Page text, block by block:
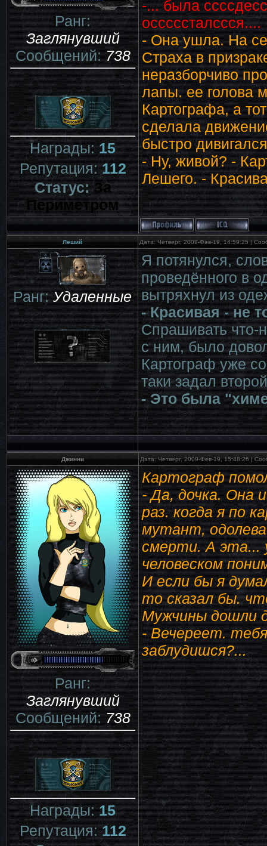
Ранг:
Заглянувший
Сообщений:738
Награды:15
Репутация:112
Статус:За
Периметром
-... была
осссссталссся....
- Она ушла. На
Страха в
неразборчиво
лапы. ее голова
Картографа, а
сделала
быстро
- Ну, живой? -
Лешего. -
Леший Дата: Четверг, 2009-Фев-19, 14:59:25 |
Ранг:Удаленные
Я потянулся,
проведённого в
вытряхнул из
- Красивая - не
Спрашивать что-
с ним, было
Картограф уже
таки задал
- Это была
Джинни Дата: Четверг, 2009-Фев-19, 15:48:26 |
Ранг:
Заглянувший
Сообщений:738
Награды:15
Репутация:112
Картограф
- Да, дочка. Она
раз. когда я по
мутант,
смерти. А эта...
человеском
И если бы я
то сказал бы.
Мужчины дошли
- Вечереет.
заблудишся?...